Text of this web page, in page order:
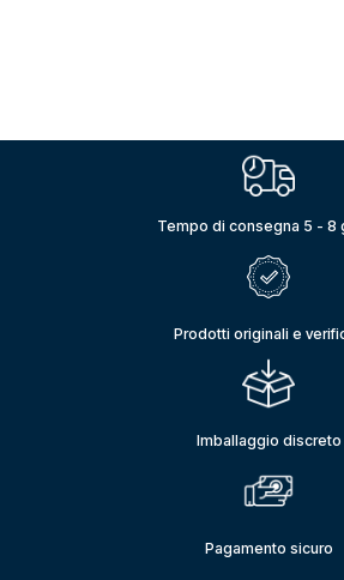
Tempo di consegna 5 - 8
Prodotti originali e
Imballaggio discreto
Pagamento sicuro